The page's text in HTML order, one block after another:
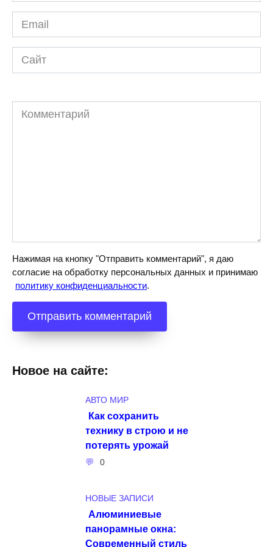
Email
*
Сайт
Комментарий
Нажимая на кнопку "Отправить комментарий", я даю
согласие на обработку персональных данных и принимаю
политику конфиденциальности.
Новое на сайте:
АВТО МИР
Как сохранить
технику в строю и не
потерять урожай
0
НОВЫЕ ЗАПИСИ
Алюминиевые
панорамные окна:
Современный стиль